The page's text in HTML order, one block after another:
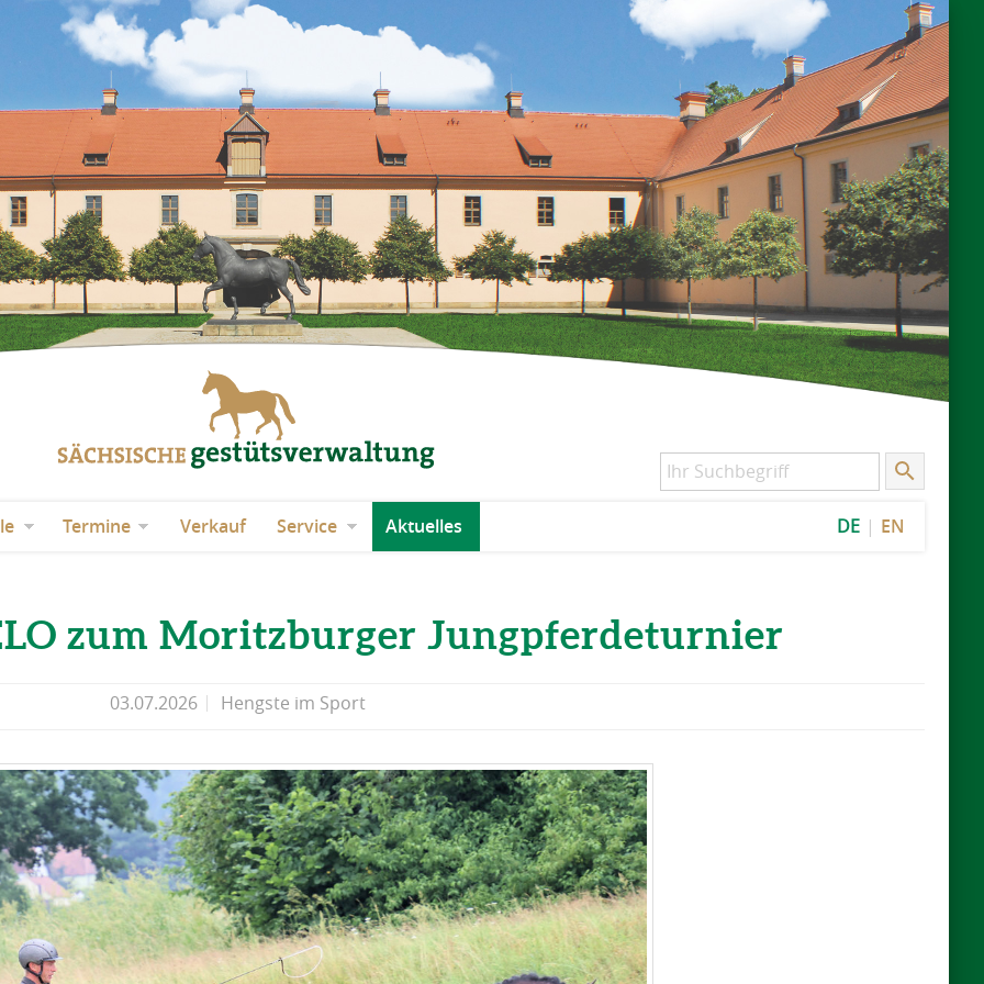
Termine Verkauf Service Aktuelles EN
DE
zum Moritzburger Jungpferdeturnier
03.07.2026 Hengste im Sport